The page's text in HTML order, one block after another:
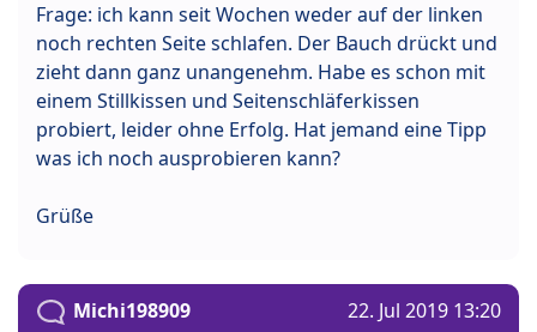
Frage: ich kann seit Wochen weder auf der linken
noch rechten Seite schlafen. Der Bauch drückt und
zieht dann ganz unangenehm. Habe es schon mit
einem Stillkissen und Seitenschläferkissen
probiert, leider ohne Erfolg. Hat jemand eine Tipp
was ich noch ausprobieren kann?
Grüße
Michi198909 22. Jul 2019 13:20